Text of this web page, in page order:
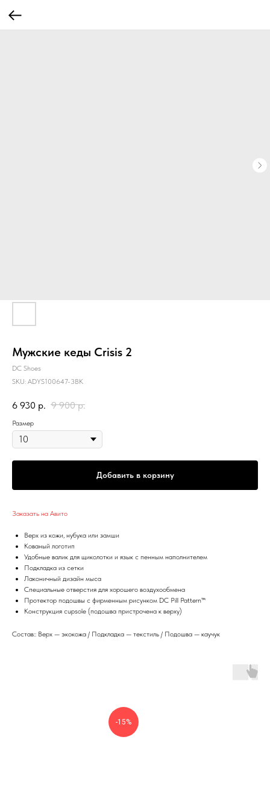
Мужские кеды Crisis 2
DC Shoes
SKU: ADYS100647-3BK
6 930 р. 9 900 р.
Размер
Добавить в корзину
Заказать на Авито
Верх из кожи, нубука или замши
Кованый логотип
Удобные валик для щиколотки и язык с пенным наполнителем
Подкладка из сетки
Лаконичный дизайн мыса
Специальные отверстия для хорошего воздухообмена
Протектор подошвы с фирменным рисунком DC Pill Pattern™
Конструкция cupsole (подошва пристрочена к верху)
Состав:: Верх — экокожа / Подкладка — текстиль / Подошва — каучук
-15%